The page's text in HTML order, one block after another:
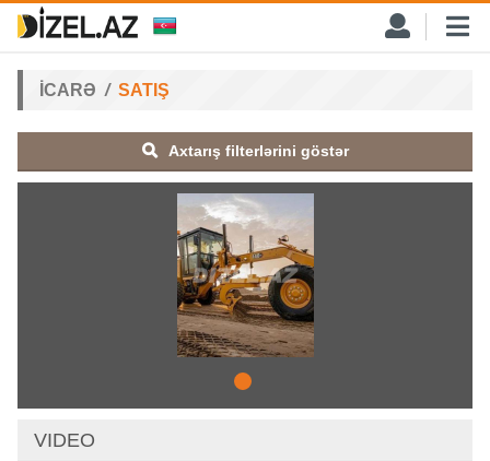
İCARƏ SATIŞ
Axtarış filterlərini göstər
VIDEO